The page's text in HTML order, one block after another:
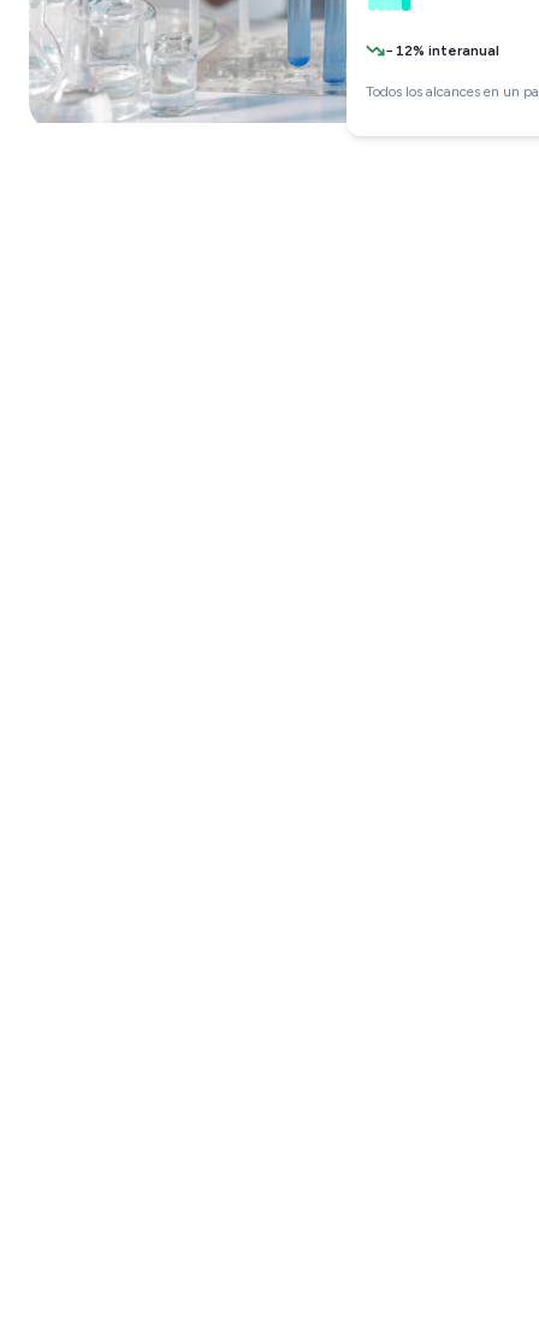
−12% interanual
Todos los alcances en un